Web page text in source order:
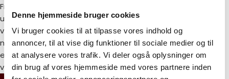
Denne hjemmeside bruger cookies
Vi bruger cookies til at tilpasse vores indhold og
annoncer, til at vise dig funktioner til sociale medier og til
at analysere vores trafik. Vi deler også oplysninger om
din brug af vores hjemmeside med vores partnere inden
Fra 2024 skal ejere af
udenlandske ejendomme
være opmærksomme på
nye krav til indberetning af
ejendomsværdiskat. Læs
videre for at…
arbejdsgiveren har
opstillet på
medarbejderens adresse,
indgår i
beregningsgrundlaget for…